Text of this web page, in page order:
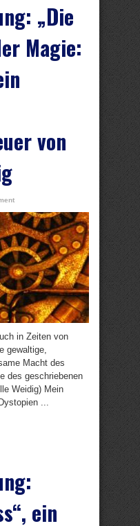
„Die
Magie:
von
in Zeiten von
gewaltige,
Macht des
des geschriebenen
Weidig) Mein
...
ein